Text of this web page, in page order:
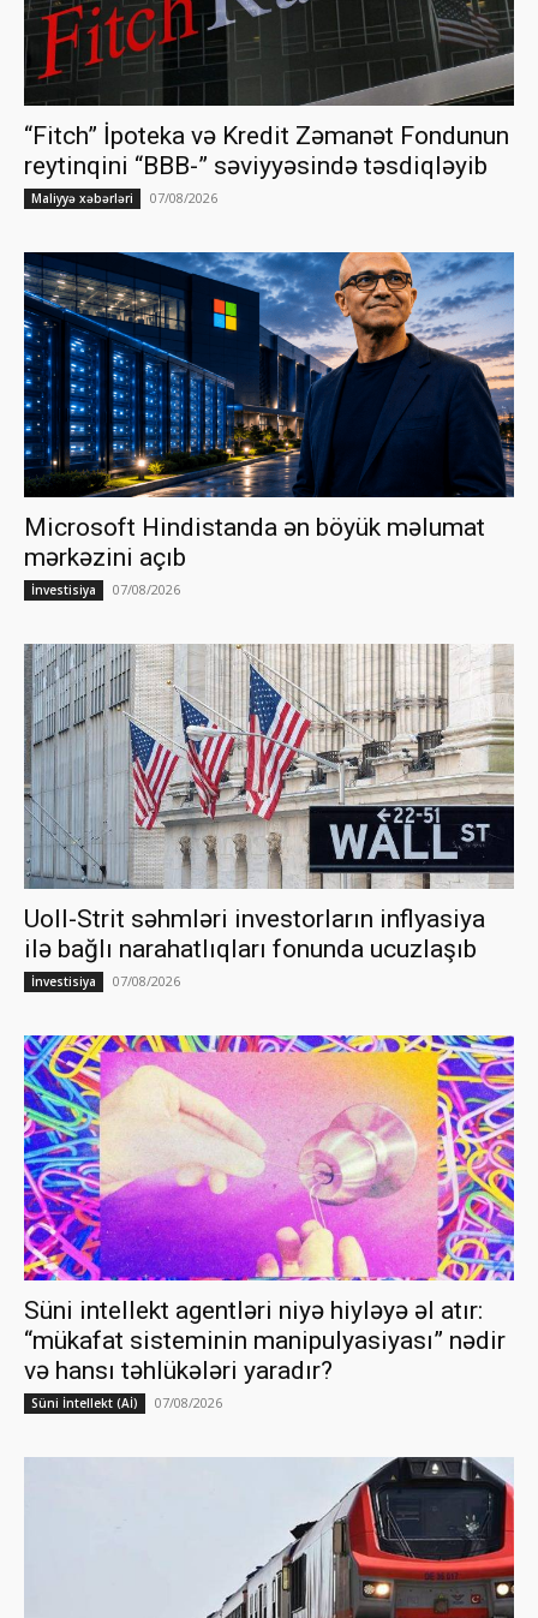
“Fitch” İpoteka və Kredit Zəmanət Fondunun
reytinqini “BBB-” səviyyəsində təsdiqləyib
Maliyyə xəbərləri 07/08/2026
Microsoft Hindistanda ən böyük məlumat
mərkəzini açıb
İnvestisiya 07/08/2026
Uoll-Strit səhmləri investorların inflyasiya
ilə bağlı narahatlıqları fonunda ucuzlaşıb
İnvestisiya 07/08/2026
Süni intellekt agentləri niyə hiyləyə əl atır:
“mükafat sisteminin manipulyasiyası” nədir
və hansı təhlükələri yaradır?
Süni İntellekt (Aİ) 07/08/2026